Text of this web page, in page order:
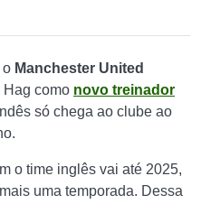
o Manchester United
como novo treinador
só chega ao clube ao
o time inglês vai até 2025,
uma temporada. Dessa